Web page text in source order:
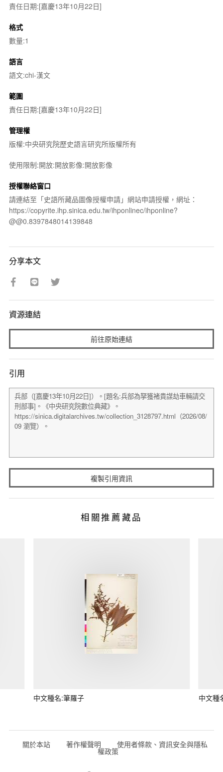
責任日期:[嘉慶13年10月22日]
格式
數量:1
語言
語文:chi-漢文
範圍
責任日期:[嘉慶13年10月22日]
管理權
版權:中央研究院歷史語言研究所版權所有
使用限制:開放:開放影像:開放影像
授權聯絡窗口
請連結至「史語所藏品圖像授權申請」網站申請授權，網址：
https://copyrite.ihp.sinica.edu.tw/ihponlinec/ihponline?
@@0.8397848014139848
分享本文
資源連結
前往原始連結
引用
複製引用資訊
相關推薦藏品
中文種名:筆羅子 中文種
關於本站 著作權聲明 使用者條款、資訊安全與隱私
權政策